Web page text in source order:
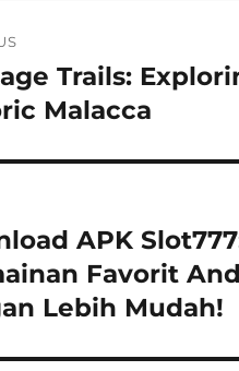
Trails:
Malacca
APK
Favorit
Lebih Mudah!